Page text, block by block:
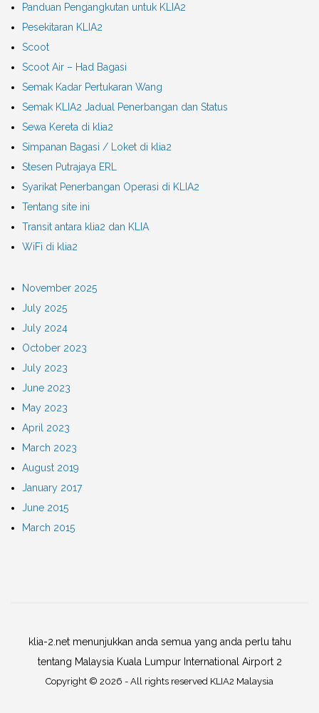
Panduan Pengangkutan untuk KLIA2
Pesekitaran KLIA2
Scoot
Scoot Air – Had Bagasi
Semak Kadar Pertukaran Wang
Semak KLIA2 Jadual Penerbangan dan Status
Sewa Kereta di klia2
Simpanan Bagasi / Loket di klia2
Stesen Putrajaya ERL
Syarikat Penerbangan Operasi di KLIA2
Tentang site ini
Transit antara klia2 dan KLIA
WiFi di klia2
November 2025
July 2025
July 2024
October 2023
July 2023
June 2023
May 2023
April 2023
March 2023
August 2019
January 2017
June 2015
March 2015
klia-2.net menunjukkan anda semua yang anda perlu tahu
tentang Malaysia Kuala Lumpur International Airport 2
Copyright © 2026 - All rights reserved KLIA2 Malaysia